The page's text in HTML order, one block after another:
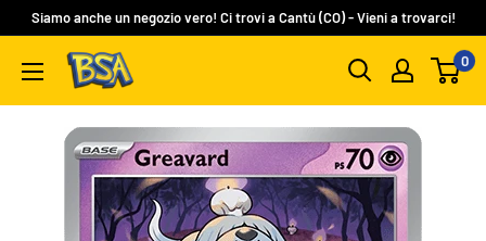
contenuto
Siamo anche un negozio vero! Ci trovi a Cantù (CO) - Vieni a trovarci!
BSA
Carte
Collezionabili
0